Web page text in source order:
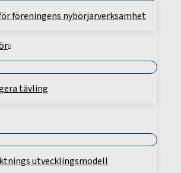
föreningens nybörjarverksamhet
tävling
utvecklingsmodell